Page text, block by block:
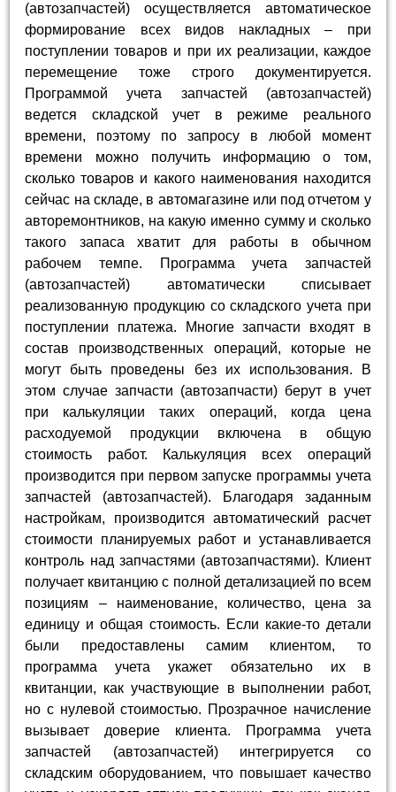
(автозапчастей) осуществляется автоматическое
формирование всех видов накладных – при
поступлении товаров и при их реализации, каждое
перемещение тоже строго документируется.
Программой учета запчастей (автозапчастей)
ведется складской учет в режиме реального
времени, поэтому по запросу в любой момент
времени можно получить информацию о том,
сколько товаров и какого наименования находится
сейчас на складе, в автомагазине или под отчетом у
авторемонтников, на какую именно сумму и сколько
такого запаса хватит для работы в обычном
рабочем темпе. Программа учета запчастей
(автозапчастей) автоматически списывает
реализованную продукцию со складского учета при
поступлении платежа. Многие запчасти входят в
состав производственных операций, которые не
могут быть проведены без их использования. В
этом случае запчасти (автозапчасти) берут в учет
при калькуляции таких операций, когда цена
расходуемой продукции включена в общую
стоимость работ. Калькуляция всех операций
производится при первом запуске программы учета
запчастей (автозапчастей). Благодаря заданным
настройкам, производится автоматический расчет
стоимости планируемых работ и устанавливается
контроль над запчастями (автозапчастями). Клиент
получает квитанцию с полной детализацией по всем
позициям – наименование, количество, цена за
единицу и общая стоимость. Если какие-то детали
были предоставлены самим клиентом, то
программа учета укажет обязательно их в
квитанции, как участвующие в выполнении работ,
но с нулевой стоимостью. Прозрачное начисление
вызывает доверие клиента. Программа учета
запчастей (автозапчастей) интегрируется со
складским оборудованием, что повышает качество